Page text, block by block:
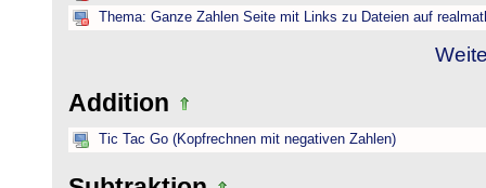
Thema: Ganze Zahlen Seite mit Links zu Dateien auf
Addition
Tic Tac Go (Kopfrechnen mit negativen Zahlen)